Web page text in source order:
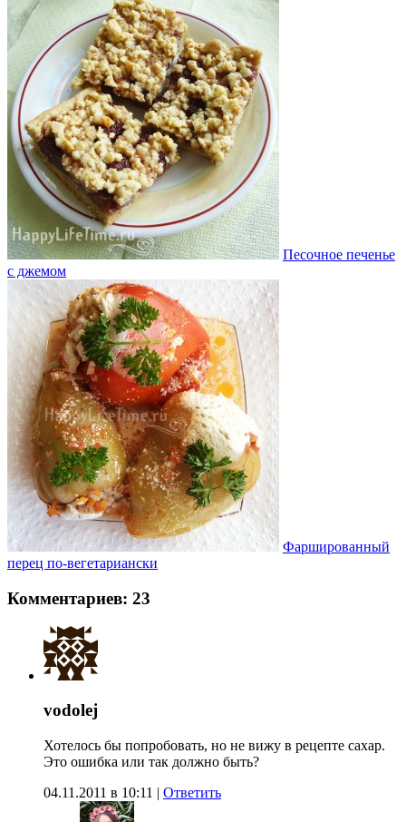
Песочное печенье
с джемом
Фаршированный
перец по-вегетариански
Комментариев: 23
vodolej
Хотелось бы попробовать, но не вижу в рецепте сахар.
Это ошибка или так должно быть?
04.11.2011 в 10:11 | Ответить